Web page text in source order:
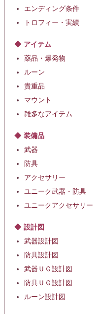
エンディング条件
トロフィー・実績
アイテム
薬品・爆発物
ルーン
貴重品
マウント
雑多なアイテム
装備品
武器
防具
アクセサリー
ユニーク武器・防具
ユニークアクセサリー
設計図
武器設計図
防具設計図
武器ＵＧ設計図
防具ＵＧ設計図
ルーン設計図